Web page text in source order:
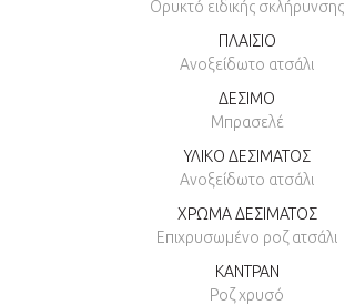
Ορυκτό ειδικής σκλήρυνσης
ΠΛΑΙΣΙΟ
Ανοξείδωτο ατσάλι
ΔΕΣΙΜΟ
Μπρασελέ
ΥΛΙΚΟ ΔΕΣΙΜΑΤΟΣ
Ανοξείδωτο ατσάλι
ΧΡΩΜΑ ΔΕΣΙΜΑΤΟΣ
Επιχρυσωμένο ροζ ατσάλι
ΚΑΝΤΡΑΝ
Ροζ χρυσό